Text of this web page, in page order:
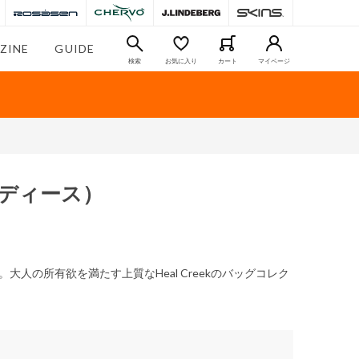
GUIDE
検索 お気に入り カート マイページ
ィース）
人の所有欲を満たす上質なHeal Creekのバッグコレク